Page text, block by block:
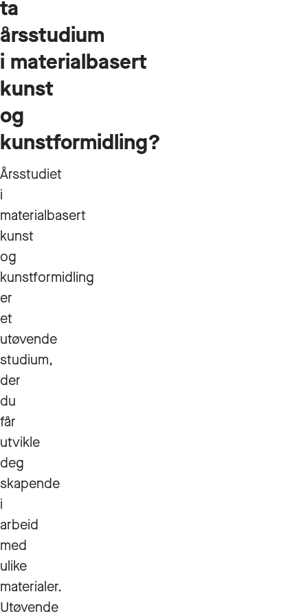
ta
årsstudium
i materialbasert
kunst
og
kunstformidling?
Årsstudiet
i
materialbasert
kunst
og
kunstformidling
er
et
utøvende
studium,
der
du
får
utvikle
deg
skapende
i
arbeid
med
ulike
materialer.
Utøvende